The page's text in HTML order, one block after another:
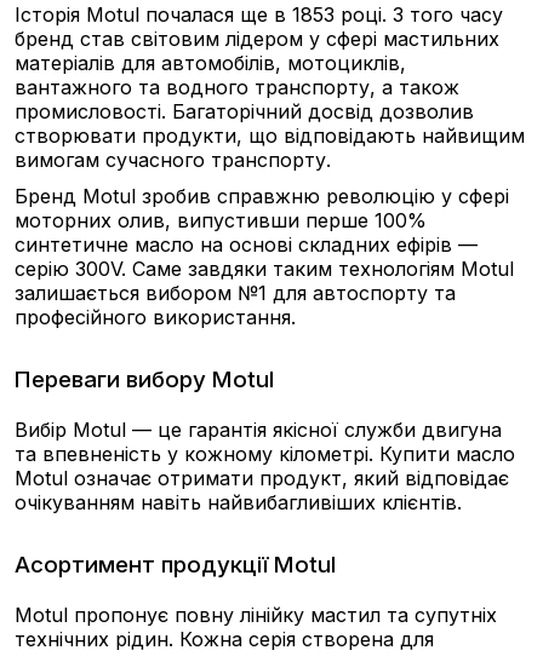
Історія Motul почалася ще в 1853 році. З того часу
бренд став світовим лідером у сфері мастильних
матеріалів для автомобілів, мотоциклів,
вантажного та водного транспорту, а також
промисловості. Багаторічний досвід дозволив
створювати продукти, що відповідають найвищим
вимогам сучасного транспорту.
Бренд Motul зробив справжню революцію у сфері
моторних олив, випустивши перше 100%
синтетичне масло на основі складних ефірів —
серію 300V. Саме завдяки таким технологіям Motul
залишається вибором №1 для автоспорту та
професійного використання.
Переваги вибору Motul
Вибір Motul — це гарантія якісної служби двигуна
та впевненість у кожному кілометрі. Купити масло
Motul означає отримати продукт, який відповідає
очікуванням навіть найвибагливіших клієнтів.
Асортимент продукції Motul
Motul пропонує повну лінійку мастил та супутніх
технічних рідин. Кожна серія створена для